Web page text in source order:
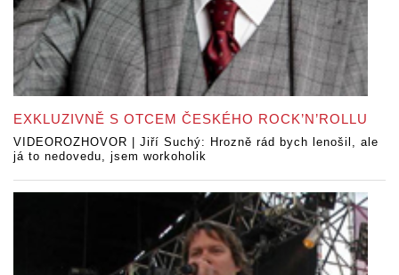
EXKLUZIVNĚ S OTCEM ČESKÉHO ROCK’N’ROLLU
VIDEOROZHOVOR | Jiří Suchý: Hrozně rád bych lenošil, ale
já to nedovedu, jsem workoholik